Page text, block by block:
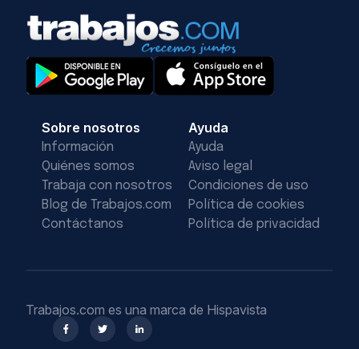
Sobre nosotros
Información
Quiénes somos
Trabaja con nosotros
Blog de Trabajos.com
Contáctanos
Ayuda
Ayuda
Aviso legal
Condiciones de uso
Política de cookies
Política de privacidad
Trabajos.com es una marca de Hispavista